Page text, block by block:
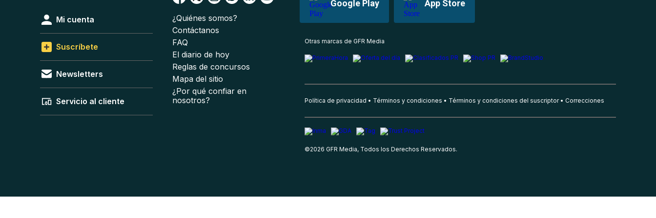
Google Play App Store
Mi cuenta
Suscríbete
Newsletters
Servicio al cliente
¿Quiénes somos?
Contáctanos
FAQ
El diario de hoy
Reglas de concursos
Mapa del sitio
¿Por qué confiar en
nosotros?
Otras marcas de GFR Media
Política de privacidad Términos y condiciones Términos y condiciones del suscriptor Correcciones
©2026 GFR Media, Todos los Derechos Reservados.